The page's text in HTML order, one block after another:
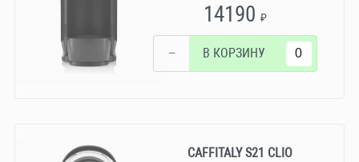
14190₽
− В КОРЗИНУ
CAFFITALY S21 CLIO